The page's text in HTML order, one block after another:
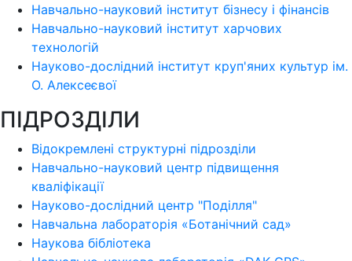
Навчально-науковий інститут бізнесу і фінансів
Навчально-науковий інститут харчових
технологій
Науково-дослідний інститут круп'яних культур ім.
О. Алексеєвої
ПІДРОЗДІЛИ
Відокремлені структурні підрозділи
Навчально-науковий центр підвищення
кваліфікації
Науково-дослідний центр "Поділля"
Навчальна лабораторія «Ботанічний сад»
Наукова бібліотека